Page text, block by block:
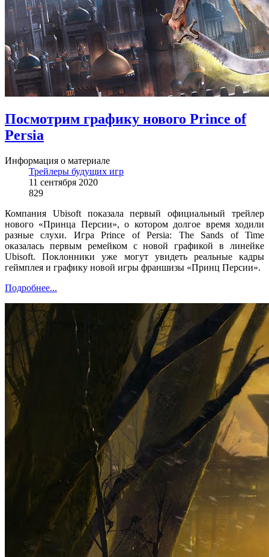
Посмотрим графику нового Prince of
Persia
Информация о материале
Трейлеры будущих игр
11 сентября 2020
829
Компания Ubisoft показала первый официальный трейлер
нового «Принца Персии», о котором долгое время ходили
разные слухи. Игра Prince of Persia: The Sands of Time
оказалась первым ремейком с новой графикой в линейке
Ubisoft. Поклонники уже могут увидеть реальные кадры
геймплея и графику новой игры франшизы «Принц Персии».
Подробнее...